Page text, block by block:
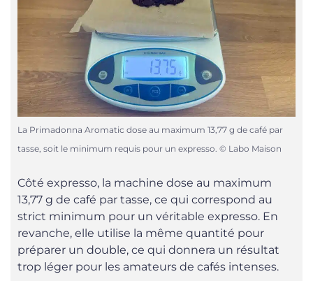
La Primadonna Aromatic dose au maximum 13,77 g de café par
tasse, soit le minimum requis pour un expresso. © Labo Maison
Côté expresso, la machine dose au maximum
13,77 g de café par tasse, ce qui correspond au
strict minimum pour un véritable expresso. En
revanche, elle utilise la même quantité pour
préparer un double, ce qui donnera un résultat
trop léger pour les amateurs de cafés intenses.